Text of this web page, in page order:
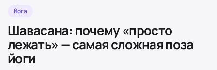
Йога
Шавасана: почему «просто
лежать» — самая сложная поза
йоги